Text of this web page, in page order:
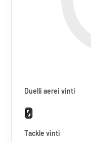
Duelli aerei vinti
0
Tackle vinti